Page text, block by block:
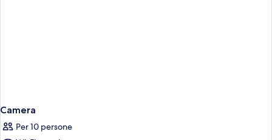
Camera
Per 10 persone